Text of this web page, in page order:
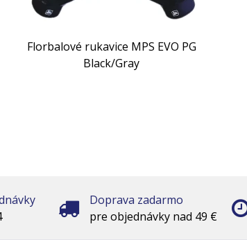
Florbalové rukavice MPS EVO PG
Black/Gray
Doprava zadarmo
pre objednávky nad 49 €